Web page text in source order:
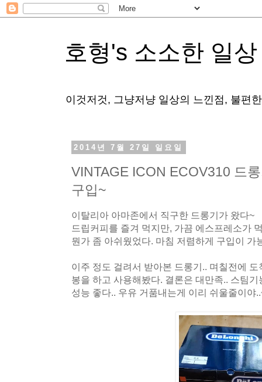
호형's 소소한 일상
이것저것, 그냥저냥 일상의 느낀점, 불편
2014년 7월 27일 일요일
VINTAGE ICON ECOV310 드
구입~
이탈리아 아마존에서 직구한 드롱기가 왔다~
드립커피를 즐겨 먹지만, 가끔 에스프레소가
뭔가 좀 아쉬웠었다. 마침 저렴하게 구입이 가
이주 정도 걸려서 받아본 드롱기.. 며칠전에
봉을 하고 사용해봤다. 결론은 대만족.. 스팀
성능 좋다.. 우유 거품내는게 이리 쉬울줄이야